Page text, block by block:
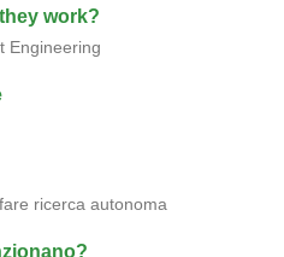
work?
Engineering
ricerca autonoma